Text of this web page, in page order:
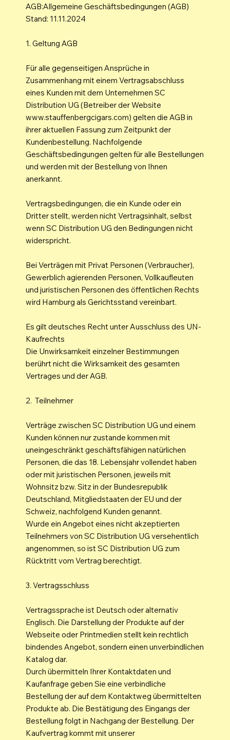
AGB:Allgemeine Geschäftsbedingungen (AGB)
Stand: 11.11.2024
1. Geltung AGB
Für alle gegenseitigen Ansprüche in
Zusammenhang mit einem Vertragsabschluss
eines Kunden mit dem Unternehmen SC
Distribution UG (Betreiber der Website
www.stauffenbergcigars.com) gelten die AGB in
ihrer aktuellen Fassung zum Zeitpunkt der
Kundenbestellung. Nachfolgende
Geschäftsbedingungen gelten für alle Bestellungen
und werden mit der Bestellung von Ihnen
anerkannt.
Vertragsbedingungen, die ein Kunde oder ein
Dritter stellt, werden nicht Vertragsinhalt, selbst
wenn SC Distribution UG den Bedingungen nicht
widerspricht.
Bei Verträgen mit Privat Personen (Verbraucher),
Gewerblich agierenden Personen, Vollkaufleuten
und juristischen Personen des öffentlichen Rechts
wird Hamburg als Gerichtsstand vereinbart.
Es gilt deutsches Recht unter Ausschluss des UN-
Kaufrechts
Die Unwirksamkeit einzelner Bestimmungen
berührt nicht die Wirksamkeit des gesamten
Vertrages und der AGB.
2. Teilnehmer
Verträge zwischen SC Distribution UG und einem
Kunden können nur zustande kommen mit
uneingeschränkt geschäftsfähigen natürlichen
Personen, die das 18. Lebensjahr vollendet haben
oder mit juristischen Personen, jeweils mit
Wohnsitz bzw. Sitz in der Bundesrepublik
Deutschland, Mitgliedstaaten der EU und der
Schweiz, nachfolgend Kunden genannt.
Wurde ein Angebot eines nicht akzeptierten
Teilnehmers von SC Distribution UG versehentlich
angenommen, so ist SC Distribution UG zum
Rücktritt vom Vertrag berechtigt.
3. Vertragsschluss
Vertragssprache ist Deutsch oder alternativ
Englisch. Die Darstellung der Produkte auf der
Webseite oder Printmedien stellt kein rechtlich
bindendes Angebot, sondern einen unverbindlichen
Katalog dar.
Durch übermitteln Ihrer Kontaktdaten und
Kaufanfrage geben Sie eine verbindliche
Bestellung der auf dem Kontaktweg übermittelten
Produkte ab. Die Bestätigung des Eingangs der
Bestellung folgt in Nachgang der Bestellung. Der
Kaufvertrag kommt mit unserer